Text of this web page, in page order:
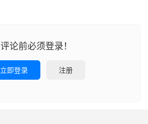
评论前必须登录！
立即登录 注册